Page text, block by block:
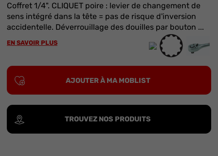
Coffret 1/4". CLIQUET poire : levier de changement de
sens intégré dans la tête = pas de risque d'inversion
accidentelle. Déverrouillage des douilles par bouton ...
EN SAVOIR PLUS
AJOUTER À MA MOBLIST
TROUVEZ NOS PRODUITS